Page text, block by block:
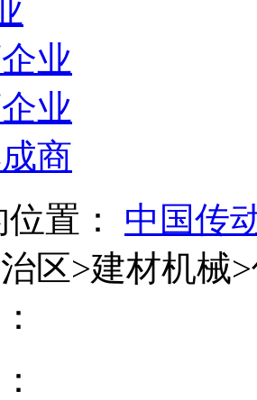
业
业
商
置：
中国传
区>建材机械>